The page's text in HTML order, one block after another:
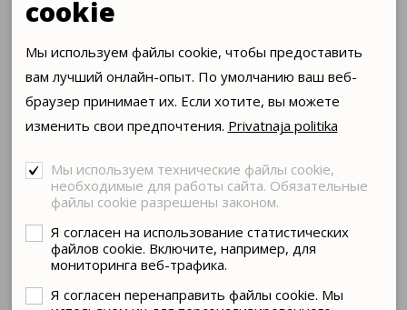
Волошина пишет специально для театра пьесу о
С театром продолжит сотрудничество греческий
режиссер Георгий Кутлис, в репертуаре появится пьеса
Стоппарда «Герои». Это будет творческая балтийская
латвийских актеров в постановке литовского режиссера.
До своего первого столетия театру остается всего 25
лет, которые коллектив намерен провести интересно,
весело и талантливо.СМОТРЕТЬ
cookie
Мы используем файлы cookie, чтобы предоставить
вам лучший онлайн-опыт. По умолчанию ваш веб-
браузер принимает их. Если хотите, вы можете
изменить свои предпочтения. Privatnaja politika
Мы используем технические файлы cookie,
необходимые для работы сайта. Обязательные
файлы cookie разрешены законом.
Я согласен на использование статистических
файлов cookie. Включите, например, для
мониторинга веб-трафика.
Я согласен перенаправить файлы cookie. Мы